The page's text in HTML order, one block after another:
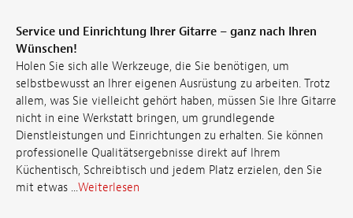
Service und Einrichtung Ihrer Gitarre – ganz nach Ihren
Wünschen!
Holen Sie sich alle Werkzeuge, die Sie benötigen, um
selbstbewusst an Ihrer eigenen Ausrüstung zu arbeiten. Trotz
allem, was Sie vielleicht gehört haben, müssen Sie Ihre Gitarre
nicht in eine Werkstatt bringen, um grundlegende
Dienstleistungen und Einrichtungen zu erhalten. Sie können
professionelle Qualitätsergebnisse direkt auf Ihrem
Küchentisch, Schreibtisch und jedem Platz erzielen, den Sie
mit etwas ...Weiterlesen